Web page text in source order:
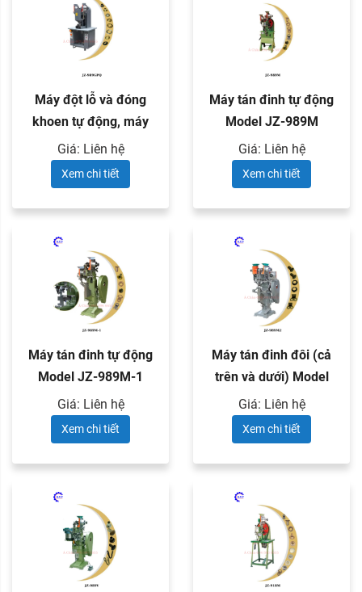
Máy đột lỗ và đóng
khoen tự động, máy
tán đinh ...
Giá: Liên hệ
Xem chi tiết
Máy tán đinh tự động
Model JZ-989M
Giá: Liên hệ
Xem chi tiết
Máy tán đinh tự động
Model JZ-989M-1
Giá: Liên hệ
Xem chi tiết
Máy tán đinh đôi (cả
trên và dưới) Model
JZ-989M2
Giá: Liên hệ
Xem chi tiết